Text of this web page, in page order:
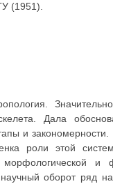
(1951).
Дала
и
роли этой
морфологической и
оборот ряд